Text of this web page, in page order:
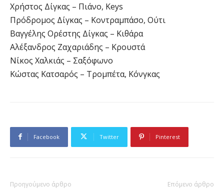
Χρήστος Δίγκας – Πιάνο, Keys
Πρόδρομος Δίγκας – Κοντραμπάσο, Ούτι
Βαγγέλης Ορέστης Δίγκας – Κιθάρα
Αλέξανδρος Ζαχαριάδης – Κρουστά
Νίκος Χαλκιάς – Σαξόφωνο
Κώστας Κατσαρός – Τρομπέτα, Κόνγκας
Facebook Twitter Pinterest
Προηγούμενο άρθρο Επόμενο άρθρο